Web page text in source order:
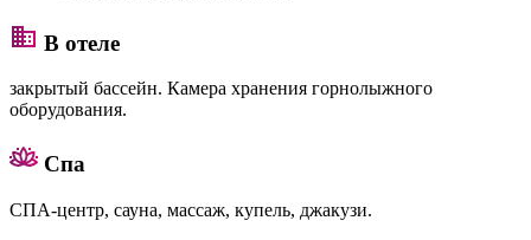
В отеле
закрытый бассейн. Камера хранения горнолыжного
оборудования.
Спа
СПА-центр, сауна, массаж, купель, джакузи.